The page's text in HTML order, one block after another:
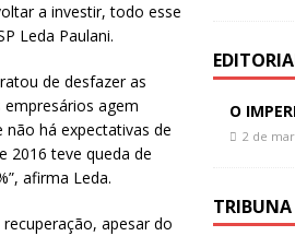
a investir, todo esse
Leda Paulani.
de desfazer as
agem
há expectativas de
2016 teve queda de
afirma Leda.
apesar do
O
2 de